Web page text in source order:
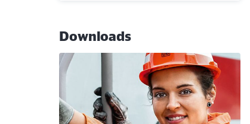
Downloads